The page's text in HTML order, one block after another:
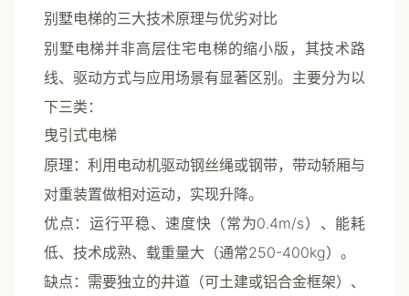
别墅电梯的三大技术原理与优劣对比
别墅电梯并非高层住宅电梯的缩小版，其技术路
线、驱动方式与应用场景有显著区别。主要分为以
下三类：
曳引式电梯
原理 ：利用电动机驱动钢丝绳或钢带，带动轿厢与
对重装置做相对运动，实现升降。
优点 ：运行平稳、速度快（常为0.4m/s）、能耗
低、技术成熟、载重量大（通常250-400kg）。
缺点 ：需要独立的井道（可土建或铝合金框架）、